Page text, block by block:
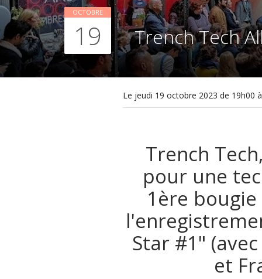
OCTOBRE
19 Trench Tech
Le jeudi 19 octobre 2023 de 19h00
Trench
pour une
1ère
Star #1"
et